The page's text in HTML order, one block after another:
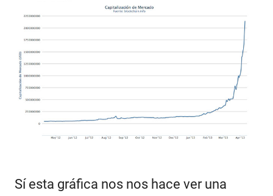
Sí esta gráfica nos nos hace ver una